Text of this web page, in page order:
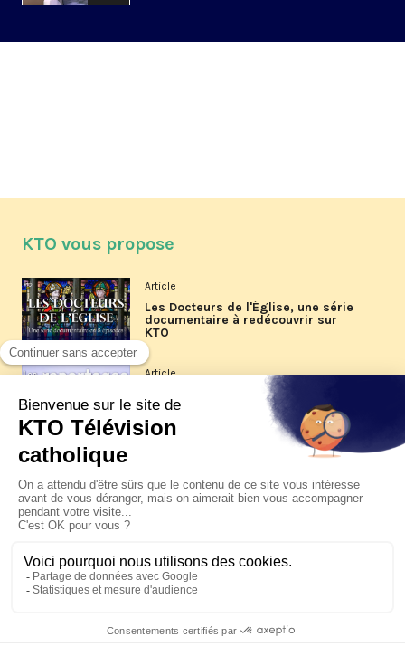
KTO vous propose
Article
Les Docteurs de l'Église, une série
documentaire à redécouvrir sur
KTO
Article
Les reportages d'été 2026 de KTO
La visite pastorale du pape Léon
XIV à Assise à suivre sur KTO le
jeudi 6 août
Le pape en Uruguay, Argentine et
Pérou du 6 au 17 novembre 2026